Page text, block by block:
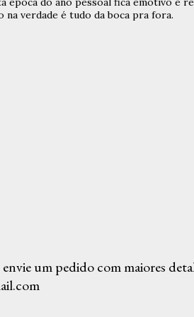
na verdade é tudo da boca pra fora.
um pedido com maiores